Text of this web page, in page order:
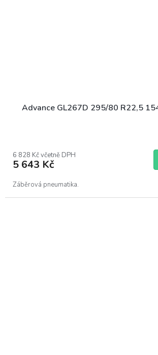
Advance GL267D 295/80 R22,5
6 828 Kč včetně DPH
5 643 Kč
Záběrová pneumatika.